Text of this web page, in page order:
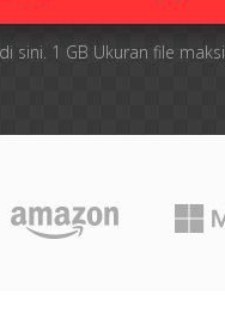
sini. 1 GB Ukuran file